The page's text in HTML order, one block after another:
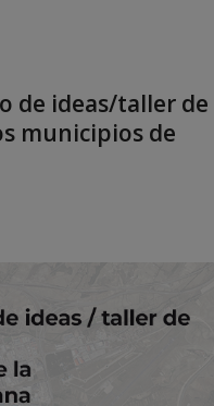
de ideas/taller de
municipios de